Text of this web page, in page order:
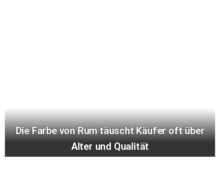
Die Farbe von Rum täuscht Käufer oft über
Alter und Qualität